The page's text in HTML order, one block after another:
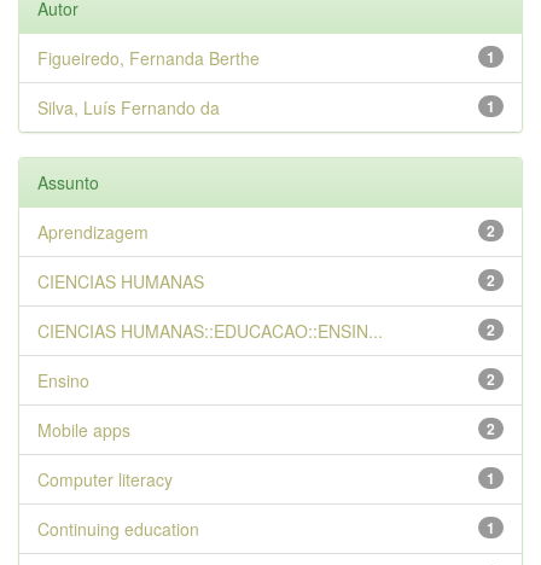
Autor
1
Figueiredo, Fernanda Berthe
1
Silva, Luís Fernando da
Assunto
2
Aprendizagem
2
CIENCIAS HUMANAS
2
CIENCIAS HUMANAS::EDUCACAO::ENSIN...
2
Ensino
2
Mobile apps
1
Computer literacy
1
Continuing education